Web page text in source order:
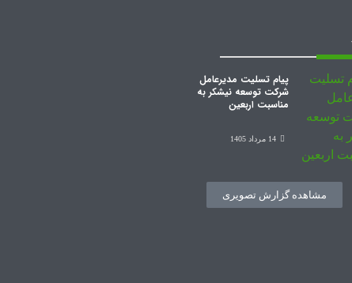
پیام تسلیت مدیرعامل
شرکت توسعه نیشکر به
مناسبت اربعین
14 مرداد 1405
مشاهده گزارش تصویری